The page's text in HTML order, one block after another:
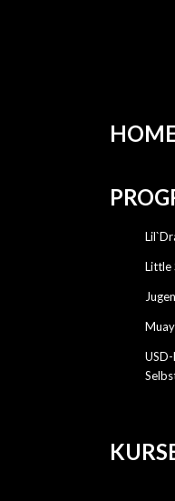
Little